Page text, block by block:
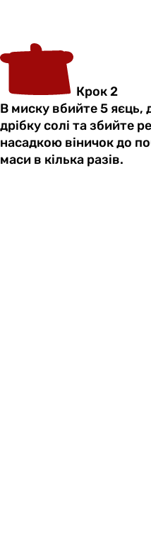
Крок 2
В миску вбийте 5 яєць,
дрібку солі та збийте
насадкою віничок до
маси в кілька разів.